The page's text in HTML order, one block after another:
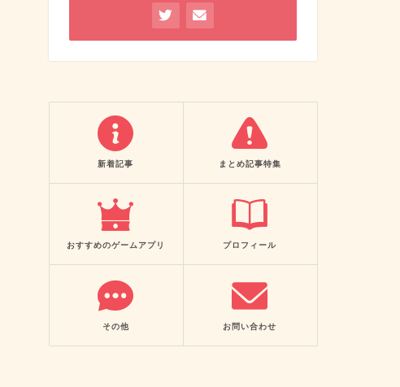
新着記事 まとめ記事特集
おすすめのゲームアプリ プロフィール
その他 お問い合わせ